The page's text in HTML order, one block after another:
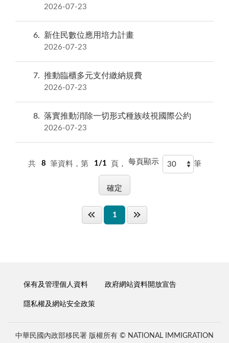
2026-07-23
6 新住民數位應用培力計畫
2026-07-23
7 推動臨櫃多元支付繳納規費
2026-07-23
8 落實推動消除一切形式種族歧視國際公約
2026-07-23
共 8 筆資料，第 1/1 頁， 每頁顯示 筆
1
保有及管理個人資料 政府網站資料開放宣告
隱私權及網站安全政策
中華民國內政部移民署 版權所有 © NATIONAL IMMIGRATION